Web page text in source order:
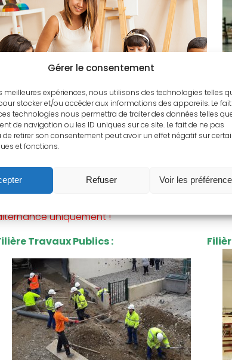
Gérer le consentement
meilleures expériences, nous utilisons des technologies telles
stocker et/ou accéder aux informations des appareils. Le
technologies nous permettra de traiter des données telles
de navigation ou les ID uniques sur ce site. Le fait de ne pas
retirer son consentement peut avoir un effet négatif sur
et fonctions.
Refuser Voir les
AEPE (Accompagnant Educatif à la
Enfance)
:
CAP AEPE
uniquement !
Travaux Publics :